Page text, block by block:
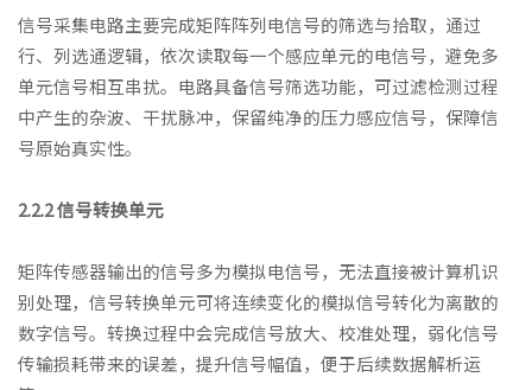
信号采集电路主要完成矩阵阵列电信号的筛选与拾取，通过
行、列选通逻辑，依次读取每一个感应单元的电信号，避免多
单元信号相互串扰。电路具备信号筛选功能，可过滤检测过程
中产生的杂波、干扰脉冲，保留纯净的压力感应信号，保障信
号原始真实性。
2.2.2 信号转换单元
矩阵传感器输出的信号多为模拟电信号，无法直接被计算机识
别处理，信号转换单元可将连续变化的模拟信号转化为离散的
数字信号。转换过程中会完成信号放大、校准处理，弱化信号
传输损耗带来的误差，提升信号幅值，便于后续数据解析运